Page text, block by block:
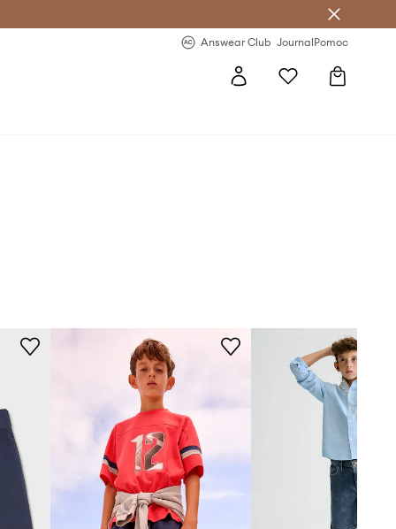
Answear Club JournalPomoc